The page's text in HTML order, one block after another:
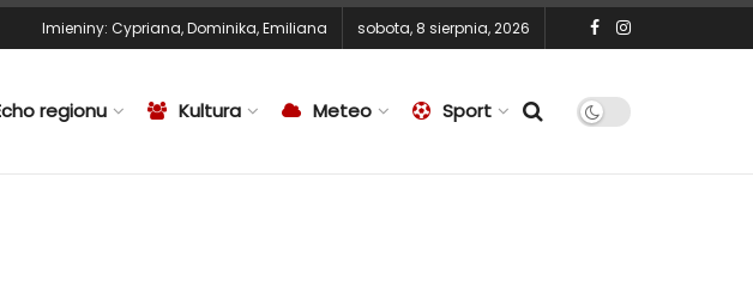
Imieniny: Cypriana,Dominika,Emiliana sobota, 8 sierpnia, 2026
regionu Kultura Meteo Sport